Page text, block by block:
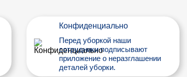
Конфиденциально
Перед уборкой наши
сотрудники подписывают
приложение о неразглашении
деталей уборки.